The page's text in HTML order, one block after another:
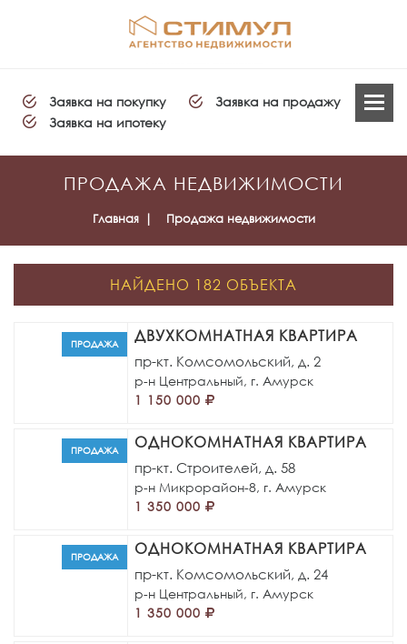
Заявка на покупку
Заявка на продажу
Заявка на ипотеку
ПРОДАЖА НЕДВИЖИМОСТИ
Главная Продажа недвижимости
НАЙДЕНО 182 ОБЪЕКТА
ПРОДАЖА ДВУХКОМНАТНАЯ КВАРТИРА
пр-кт. Комсомольский, д. 2
р-н Центральный, г. Амурск
1 150 000
ПРОДАЖА ОДНОКОМНАТНАЯ КВАРТИРА
пр-кт. Строителей, д. 58
р-н Микрорайон-8, г. Амурск
1 350 000
ПРОДАЖА ОДНОКОМНАТНАЯ КВАРТИРА
пр-кт. Комсомольский, д. 24
р-н Центральный, г. Амурск
1 350 000